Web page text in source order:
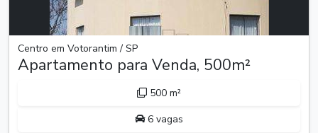
Centro em Votorantim / SP
Apartamento para Venda, 500m²
500 m²
6 vagas